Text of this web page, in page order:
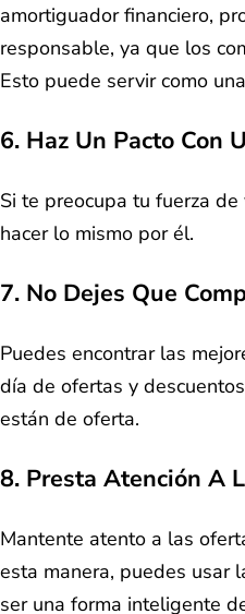
amortiguador financiero,
responsable, ya que los
Esto puede servir como
6. Haz Un Pacto Con
Si te preocupa tu fuerza
hacer lo mismo por él.
7. No Dejes Que
Puedes encontrar las
día de ofertas y
están de oferta.
8. Presta Atención A
Mantente atento a las
esta manera, puedes usar
ser una forma inteligente